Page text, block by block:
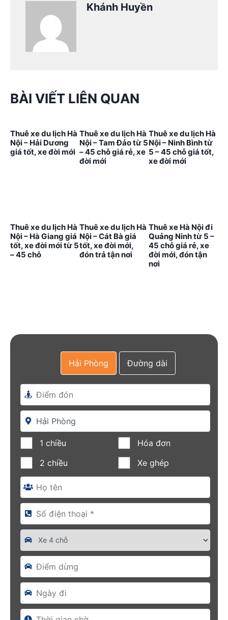
Khánh Huyền
BÀI VIẾT LIÊN QUAN
Thuê xe du lịch Hà
Nội – Hải Dương
giá tốt, xe đời mới
Thuê xe du lịch Hà
Nội – Tam Đảo từ 5
– 45 chỗ giá rẻ, xe
đời mới
Thuê xe du lịch Hà
Nội – Ninh Bình từ
5 – 45 chỗ giá tốt,
xe đời mới
Thuê xe du lịch Hà
Nội – Hà Giang giá
tốt, xe đời mới từ 5
– 45 chỗ
Thuê xe du lịch Hà
Nội – Cát Bà giá
tốt, xe đời mới,
đón trả tận nơi
Thuê xe Hà Nội đi
Quảng Ninh từ 5 –
45 chỗ giá rẻ, xe
đời mới, đón tận
nơi
Hải Phòng Đường dài
1 chiều
2 chiều
Hóa đơn
Xe ghép
D